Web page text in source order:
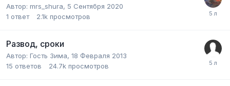
Автор: mrs_shura, 5 Сентября 2020
1 ответ 2.1k просмотров
Развод, сроки
Автор: Гость Зима, 18 Февраля 2013
15 ответов 24.7k просмотров